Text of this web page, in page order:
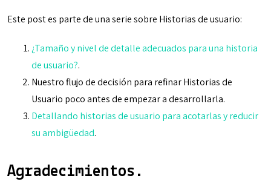
Este post es parte de una serie sobre Historias de usuario:
¿Tamaño y nivel de detalle adecuados para una historia
de usuario?.
Nuestro flujo de decisión para refinar Historias de
Usuario poco antes de empezar a desarrollarla.
Detallando historias de usuario para acotarlas y reducir
su ambigüedad.
Agradecimientos.